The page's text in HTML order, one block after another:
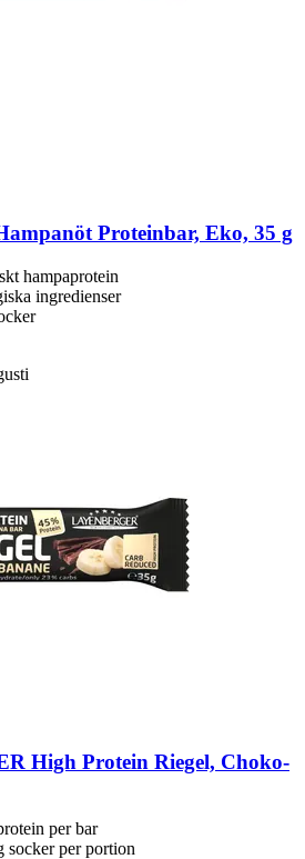
Proteinbar, Eko, 35 g
hampaprotein
ingredienser
High Protein Riegel, Choko-​
per bar
socker per portion